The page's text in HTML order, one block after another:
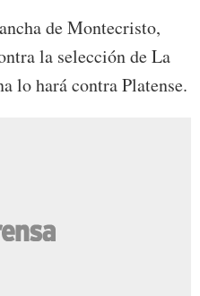
de Montecristo,
la selección de La
lo hará contra Platense.